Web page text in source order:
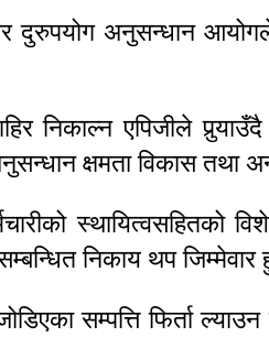
दुरुपयोग अनुसन्धान
निकाल्न एपिजीले
क्षमता विकास तथा
निकाय थप जिम्मेवार
सम्पत्ति फिर्ता